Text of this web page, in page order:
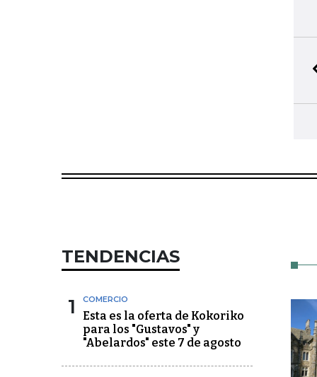
TENDENCIAS
1 COMERCIO
Esta es la oferta de Kokoriko
para los "Gustavos" y
"Abelardos" este 7 de agosto